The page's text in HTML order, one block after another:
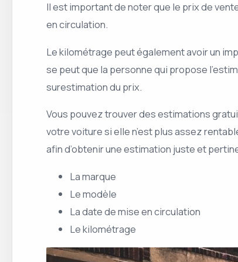
Il est important de noter que le prix de
en circulation.
Le kilométrage peut également avoir un
se peut que la personne qui propose
surestimation du prix.
Vous pouvez trouver des estimations
votre voiture si elle n’est plus assez
afin d’obtenir une estimation juste et
La marque
Le modèle
La date de mise en circulation
Le kilométrage